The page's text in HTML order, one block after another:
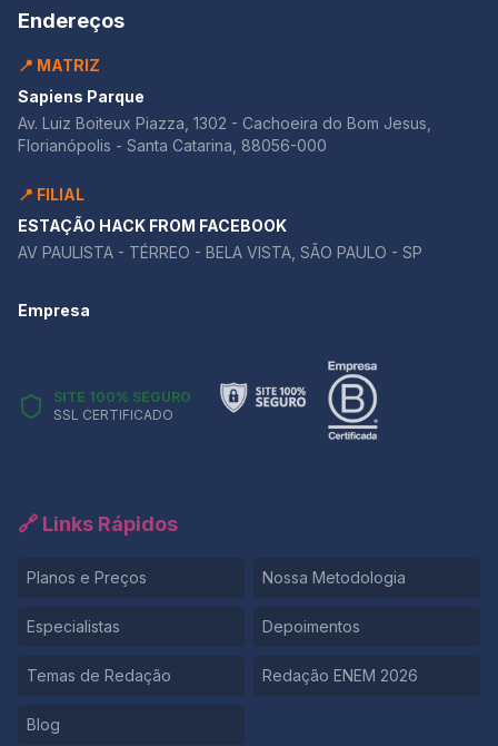
Endereços
📍 MATRIZ
Sapiens Parque
Av. Luiz Boiteux Piazza, 1302 - Cachoeira do Bom Jesus,
Florianópolis - Santa Catarina, 88056-000
📍 FILIAL
ESTAÇÃO HACK FROM FACEBOOK
AV PAULISTA - TÉRREO - BELA VISTA, SÃO PAULO - SP
Empresa
SITE 100% SEGURO
SSL CERTIFICADO
🔗 Links Rápidos
Planos e Preços Nossa Metodologia
Especialistas Depoimentos
Temas de Redação Redação ENEM 2026
Blog